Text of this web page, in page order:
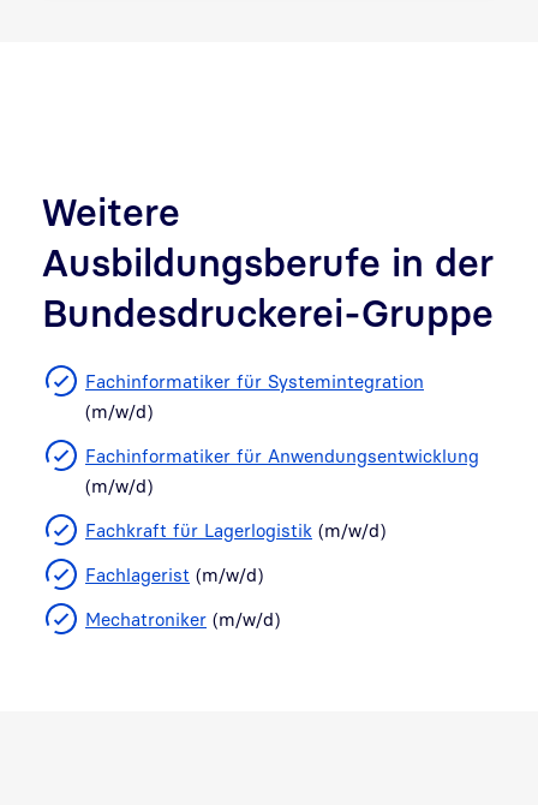
Weitere
Ausbildungsberufe in der
Bundesdruckerei-Gruppe
Fachinformatiker für Systemintegration
(m/w/d)
Fachinformatiker für Anwendungsentwicklung
(m/w/d)
Fachkraft für Lagerlogistik (m/w/d)
Fachlagerist (m/w/d)
Mechatroniker (m/w/d)